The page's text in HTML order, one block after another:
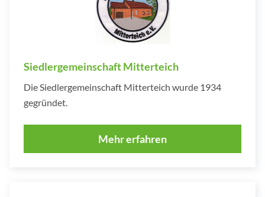
Siedlergemeinschaft Mitterteich
Die Siedlergemeinschaft Mitterteich wurde 1934
gegründet.
Mehr erfahren